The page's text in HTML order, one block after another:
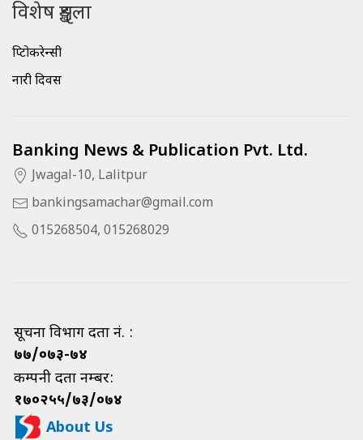
विशेष शृङ्खला
क्रिप्टोकरेन्सी
नारी दिवस
Banking News & Publication Pvt. Ltd.
Jwagal-10, Lalitpur
bankingsamachar@gmail.com
015268504, 015268029
सूचना विभाग दर्ता नं. :
७७/०७३-७४
कम्पनी दर्ता नम्बर:
१७०२५५/७३/०७४
About Us